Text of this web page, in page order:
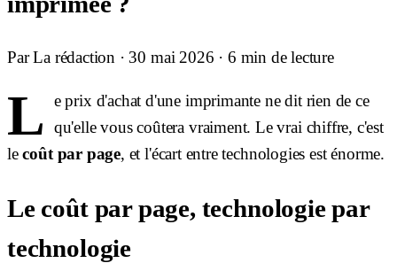
ParLa rédaction · 30 mai 2026 · 6 min de lecture
L
e prix d'achat d'une imprimante ne dit rien de ce
qu'elle vous coûtera vraiment. Le vrai chiffre, c'est
lecoût par page, et l'écart entre technologies est énorme.
Le coût par page, technologie par
technologie